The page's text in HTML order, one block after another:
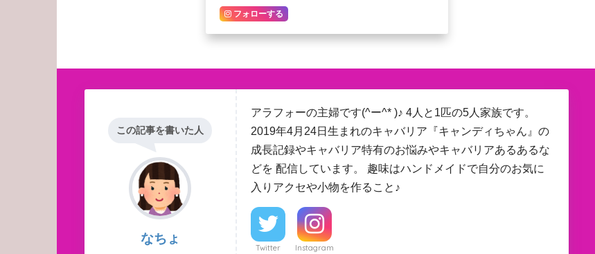
フォローする
この記事を書いた人
なちょ
アラフォーの主婦です(^ー^* )♪ 4人と1匹の5人家族です。
2019年4月24日生まれのキャバリア『キャンディちゃん』の
成長記録やキャバリア特有のお悩みやキャバリアあるあるな
どを 配信しています。 趣味はハンドメイドで自分のお気に
入りアクセや小物を作ること♪
Twitter Instagram